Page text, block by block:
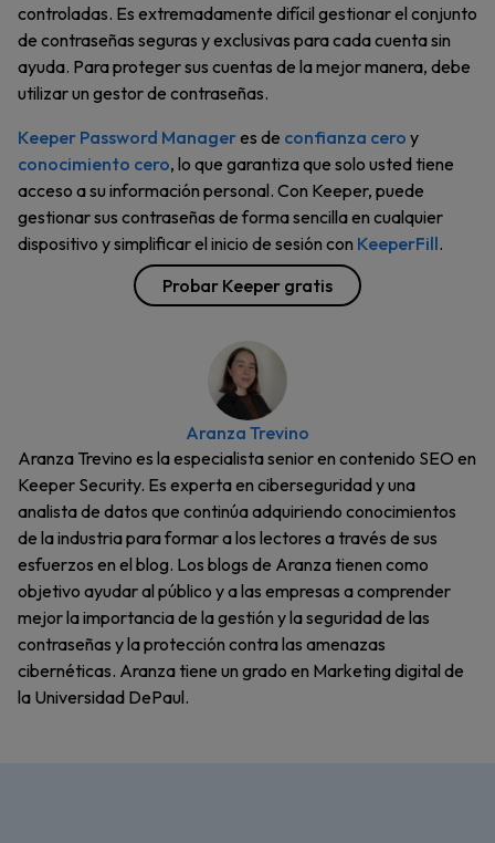
controladas. Es extremadamente difícil gestionar el conjunto
de contraseñas seguras y exclusivas para cada cuenta sin
ayuda. Para proteger sus cuentas de la mejor manera, debe
utilizar un gestor de contraseñas.
Keeper Password Manageres de confianza cero y
conocimiento cero, lo que garantiza que solo usted tiene
acceso a su información personal. Con Keeper, puede
gestionar sus contraseñas de forma sencilla en cualquier
dispositivo y simplificar el inicio de sesión con KeeperFill.
Probar Keeper gratis
Aranza Trevino
Aranza Trevino es la especialista senior en contenido SEO en
Keeper Security. Es experta en ciberseguridad y una
analista de datos que continúa adquiriendo conocimientos
de la industria para formar a los lectores a través de sus
esfuerzos en el blog. Los blogs de Aranza tienen como
objetivo ayudar al público y a las empresas a comprender
mejor la importancia de la gestión y la seguridad de las
contraseñas y la protección contra las amenazas
cibernéticas. Aranza tiene un grado en Marketing digital de
la Universidad DePaul.